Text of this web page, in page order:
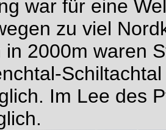
war für eine
zu viel
in 2000m waren
Im Lee des